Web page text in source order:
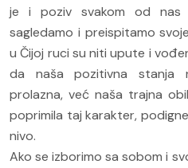
je i poziv svakom od nas
sagledamo i preispitamo
u Čijoj ruci su niti upute i
da naša pozitivna stanja
prolazna, već naša trajna
poprimila taj karakter,
nivo.
Ako se izborimo sa sobom i